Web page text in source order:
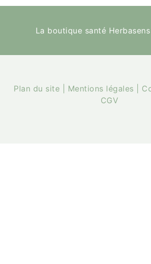
La boutique santé
Plan du site Mentions légales
CGV